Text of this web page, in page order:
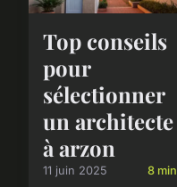
Top conseils
pour
sélectionner
un architecte
à arzon
11 juin 2025 8 min